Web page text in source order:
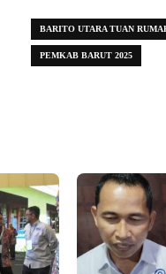
BARITO UTARA TUAN
PEMKAB BARUT 2025